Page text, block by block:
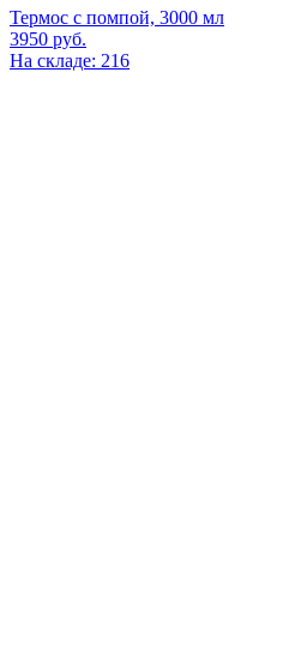
Термос с помпой, 3000 мл
3950 руб.
На складе: 216